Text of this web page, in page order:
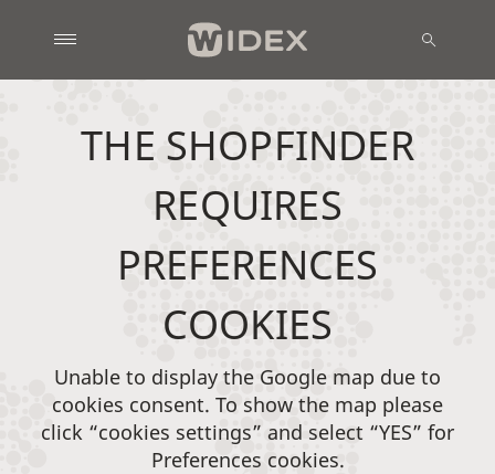
THE SHOPFINDER
REQUIRES
PREFERENCES
COOKIES
Unable to display the Google map due to
cookies consent. To show the map please
click “cookies settings” and select “YES” for
Preferences cookies.